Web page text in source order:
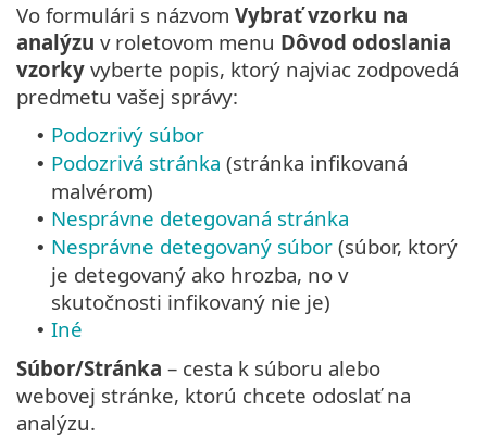
Vo formulári s názvom Vybrať vzorku na
analýzu v roletovom menu Dôvod odoslania
vzorky vyberte popis, ktorý najviac zodpovedá
predmetu vašej správy:
• Podozrivý súbor
• Podozrivá stránka (stránka infikovaná
malvérom)
• Nesprávne detegovaná stránka
• Nesprávne detegovaný súbor (súbor, ktorý
je detegovaný ako hrozba, no v
skutočnosti infikovaný nie je)
• Iné
Súbor/Stránka – cesta k súboru alebo
webovej stránke, ktorú chcete odoslať na
analýzu.